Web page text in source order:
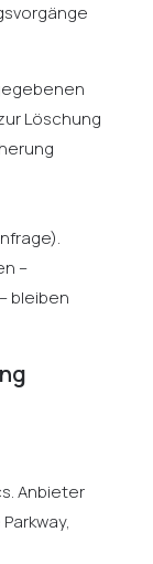
Löschung
–
bleiben
Anbieter